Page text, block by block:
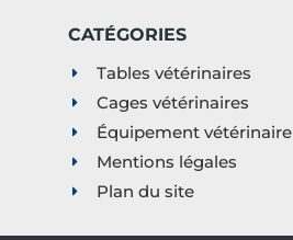
CATÉGORIES
Tables vétérinaires
Cages vétérinaires
Équipement vétérinaire
Mentions légales
Plan du site